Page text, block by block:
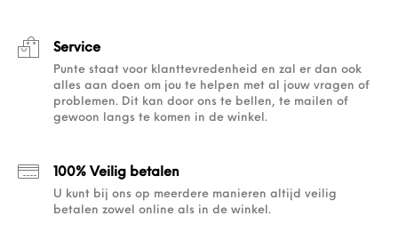
Service
Punte staat voor klanttevredenheid en zal er dan ook
alles aan doen om jou te helpen met al jouw vragen of
problemen. Dit kan door ons te bellen, te mailen of
gewoon langs te komen in de winkel.
100% Veilig betalen
U kunt bij ons op meerdere manieren altijd veilig
betalen zowel online als in de winkel.